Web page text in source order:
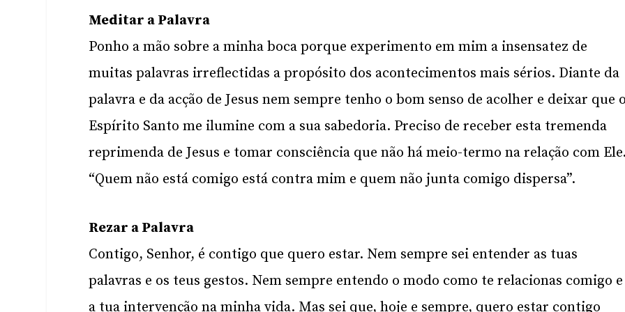
Meditar a Palavra
Ponho a mão sobre a minha boca porque experimento em mim a insensatez de
muitas palavras irreflectidas a propósito dos acontecimentos mais sérios. Diante da
palavra e da acção de Jesus nem sempre tenho o bom senso de acolher e deixar que
Espírito Santo me ilumine com a sua sabedoria. Preciso de receber esta tremenda
reprimenda de Jesus e tomar consciência que não há meio-termo na relação com
“Quem não está comigo está contra mim e quem não junta comigo dispersa”.
Rezar a Palavra
Contigo, Senhor, é contigo que quero estar. Nem sempre sei entender as tuas
palavras e os teus gestos. Nem sempre entendo o modo como te relacionas comigo e
a tua intervenção na minha vida. Mas sei que, hoje e sempre, quero estar contigo